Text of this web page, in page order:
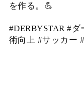
を作る。💪
#DERBYSTAR #
術向上 #サッカー